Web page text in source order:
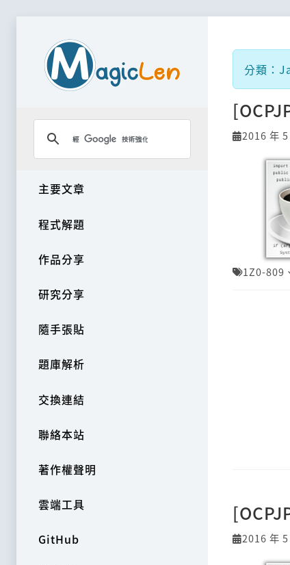
主要文章
程式解題
作品分享
研究分享
隨手張貼
題庫解析
交換連結
聯絡本站
著作權聲明
雲端工具
GitHub
分類：
2016 年
1Z0-809 、
2016 年